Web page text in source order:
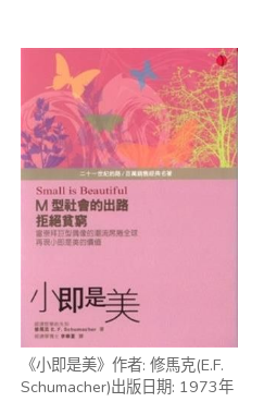
《小即是美》作者: 修馬克(E.F.
Schumacher)出版日期: 1973年